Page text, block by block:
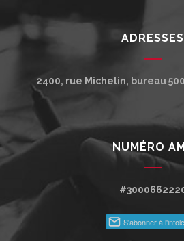
ADRESSES
2400, rue Michelin, bureau 500
NUMÉRO